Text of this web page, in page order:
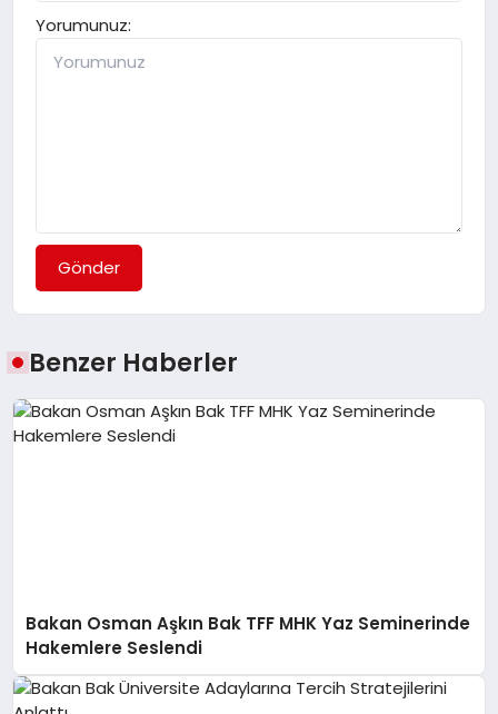
Yorumunuz:
Gönder
Benzer Haberler
Bakan Osman Aşkın Bak TFF MHK Yaz Seminerinde
Hakemlere Seslendi